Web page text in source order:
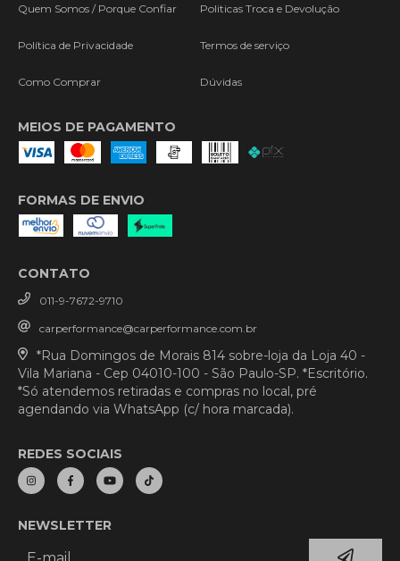
Quem Somos / Porque Confiar Politicas Troca e Devolução
Política de Privacidade Termos de serviço
Como Comprar Dúvidas
MEIOS DE PAGAMENTO
FORMAS DE ENVIO
CONTATO
011-9-7672-9710
carperformance@carperformance.com.br
*Rua Domingos de Morais 814 sobre-loja da Loja 40 -
Vila Mariana - Cep 04010-100 - São Paulo-SP. *Escritório.
*Só atendemos retiradas e compras no local, pré
agendando via WhatsApp (c/ hora marcada).
REDES SOCIAIS
NEWSLETTER